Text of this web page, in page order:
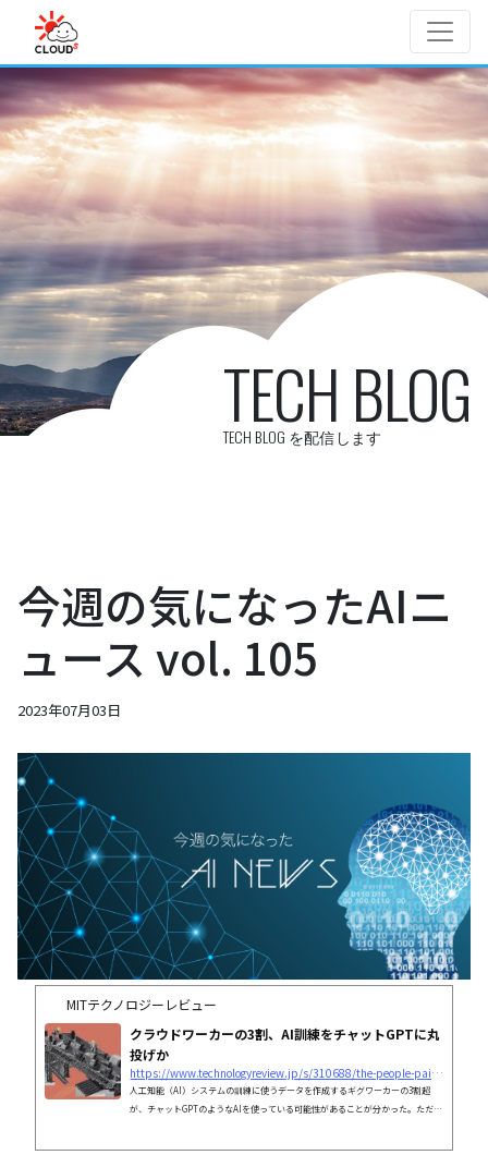
Skip to main content
TECH BLOG
TECH BLOG を配信します
今週の気になったAIニ
ュース vol. 105
2023年07月03日
MITテクノロジーレビュー
クラウドワーカーの3割、AI訓練をチャットGPTに丸
投げか
https://www.technologyreview.jp/s/310688/the-people-paid-to-train-ai-are-outsourcing-their-work-to-ai/
人工知能（AI）システムの訓練に使うデータを作成するギグワーカーの3割超
が、チャットGPTのようなAIを使っている可能性があることが分かった。ただで